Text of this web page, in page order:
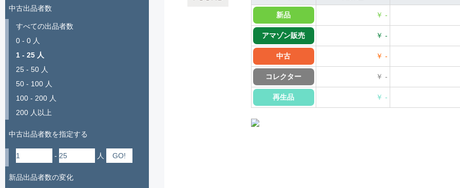
新品 ￥ -
アマゾン販売 ￥ -
中古 ￥ -
コレクター ￥ -
再生品 ￥ -
中古出品者数
すべての出品者数
0 - 0 人
1 - 25 人
25 - 50 人
50 - 100 人
100 - 200 人
200 人以上
中古出品者数を指定する
- 人
新品出品者数の変化